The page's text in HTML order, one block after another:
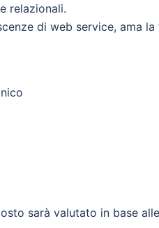
relazionali.
di web service, ama
sarà valutato in base